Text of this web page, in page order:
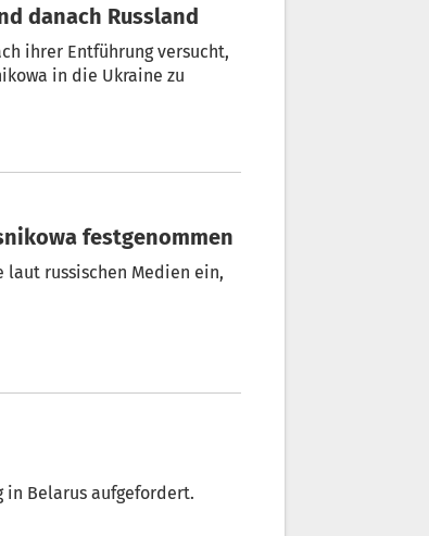
danach Russland
ihrer Entführung versucht,
in die Ukraine zu
festgenommen
laut russischen Medien ein,
in Belarus aufgefordert.